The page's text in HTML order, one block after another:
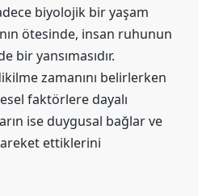
biyolojik bir yaşam
ötesinde, insan ruhunun
bir yansımasıdır.
zamanını belirlerken
faktörlere dayalı
ise duygusal bağlar ve
ettiklerini